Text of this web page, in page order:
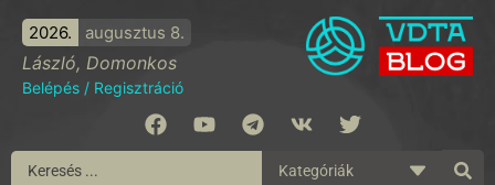
2026. augusztus 8.
László, Domonkos
Belépés / Regisztráció